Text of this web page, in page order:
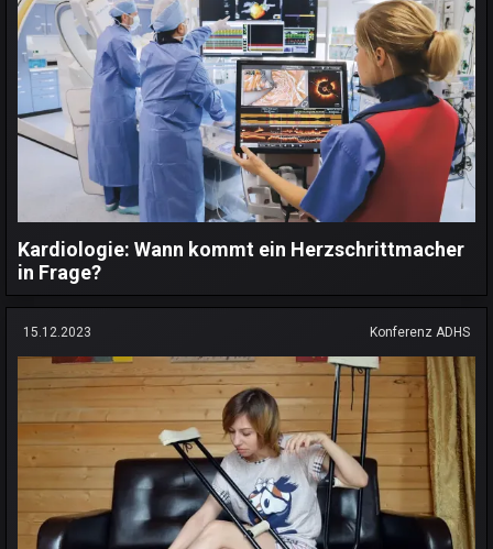
Kardiologie: Wann kommt ein Herzschrittmacher
in Frage?
15.12.2023 Konferenz ADHS